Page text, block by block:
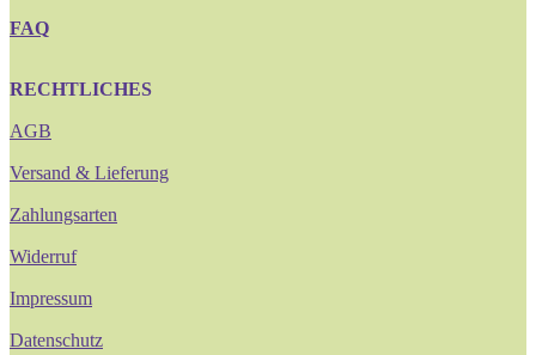
FAQ
RECHTLICHES
AGB
Versand & Lieferung
Zahlungsarten
Widerruf
Impressum
Datenschutz